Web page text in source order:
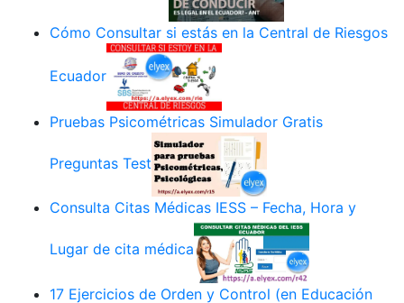
Cómo Consultar si estás en la Central de Riesgos
Ecuador
Pruebas Psicométricas Simulador Gratis
Preguntas Test
Consulta Citas Médicas IESS – Fecha, Hora y
Lugar de cita médica
17 Ejercicios de Orden y Control (en Educación